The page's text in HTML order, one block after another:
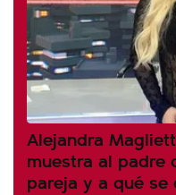
Alejandra
muestra al padre
pareja y a qué se